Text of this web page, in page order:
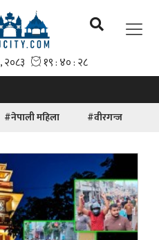
#नेपाली महिला #वीरगन्ज